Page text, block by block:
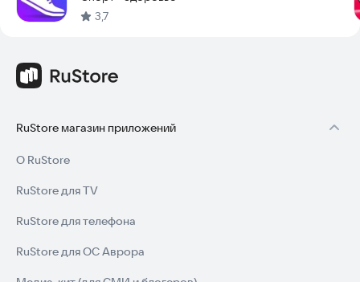
3,7
RuStore магазин приложений
О RuStore
RuStore для TV
RuStore для телефона
RuStore для ОС Аврора